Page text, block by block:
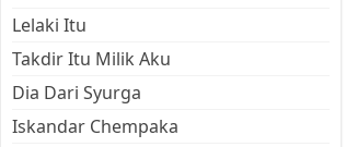
Lelaki Itu
Takdir Itu Milik Aku
Dia Dari Syurga
Iskandar Chempaka